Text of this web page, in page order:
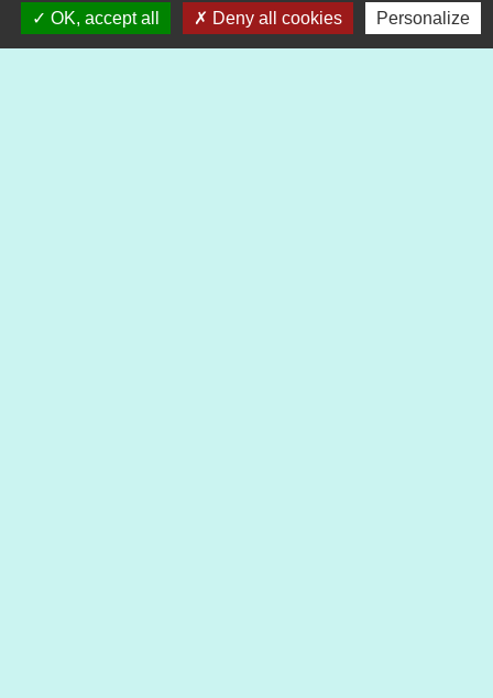
Mail : mairie@heimsbrunn.fr
OK, accept all
Deny all cookies Personalize